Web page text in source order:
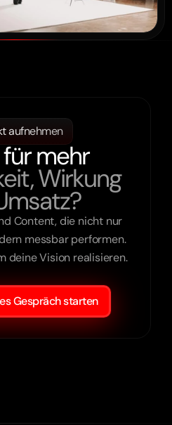
aufnehmen
mehr
Wirkung
Content, die nicht nur
messbar performen.
deine Vision realisieren.
Gespräch starten